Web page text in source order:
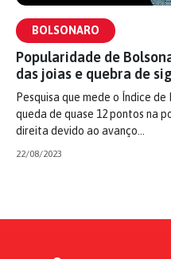
BOLSONARO
Popularidade de
das joias e quebra de
Pesquisa que mede o Índice
queda de quase 12 pontos na
direita devido ao avanço…
22/08/2023